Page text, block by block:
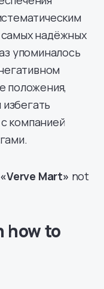
надёжных
упоминалось
положения,
компанией
Mart» not
how to